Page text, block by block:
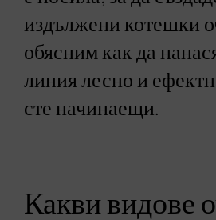
издължени котешки
обясним как да
линия лесно и
сте начинаещи.
Какви видове